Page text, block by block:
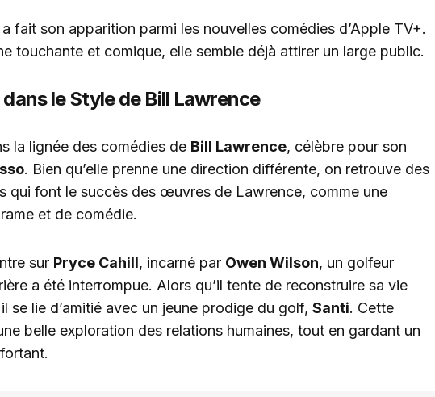
a fait son apparition parmi les nouvelles comédies d’Apple TV+.
touchante et comique, elle semble déjà attirer un large public.
le Style de Bill Lawrence
la lignée des comédies de Bill Lawrence, célèbre pour son
. Bien qu’elle prenne une direction différente, on retrouve des
qui font le succès des œuvres de Lawrence, comme une
et de comédie.
sur Pryce Cahill, incarné par Owen Wilson, un golfeur
a été interrompue. Alors qu’il tente de reconstruire sa vie
se lie d’amitié avec un jeune prodige du golf, Santi. Cette
belle exploration des relations humaines, tout en gardant un